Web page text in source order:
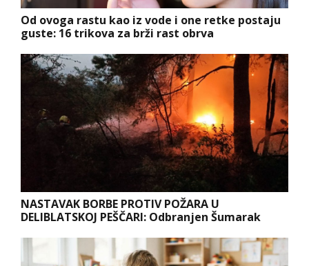
Od ovoga rastu kao iz vode i one retke postaju
guste: 16 trikova za brži rast obrva
NASTAVAK BORBE PROTIV POŽARA U
DELIBLATSKOJ PEŠČARI: Odbranjen Šumarak